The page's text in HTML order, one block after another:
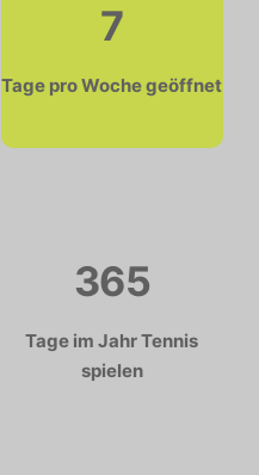
7
Tage pro Woche geöffnet
365
Tage im Jahr Tennis
spielen